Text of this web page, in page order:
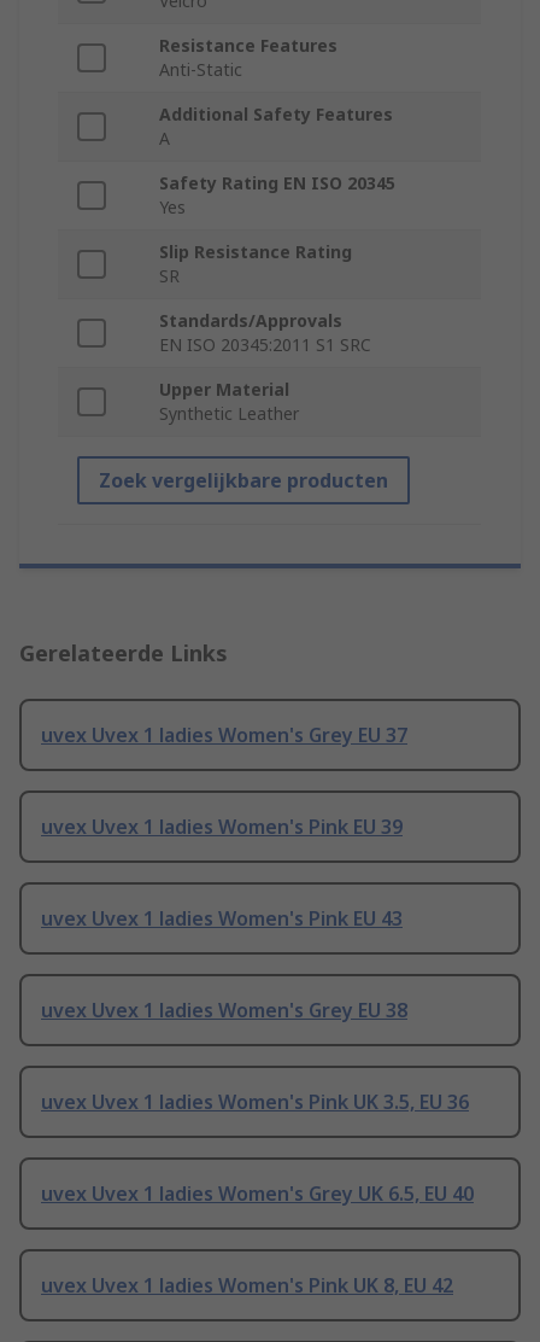
Resistance Features
Anti-Static
Additional Safety Features
A
Safety Rating EN ISO 20345
Yes
Slip Resistance Rating
SR
Standards/Approvals
EN ISO 20345:2011 S1 SRC
Upper Material
Synthetic Leather
Zoek vergelijkbare producten
Gerelateerde Links
uvex Uvex 1 ladies Women's Grey EU 37
uvex Uvex 1 ladies Women's Pink EU 39
uvex Uvex 1 ladies Women's Pink EU 43
uvex Uvex 1 ladies Women's Grey EU 38
uvex Uvex 1 ladies Women's Pink UK 3.5, EU 36
uvex Uvex 1 ladies Women's Grey UK 6.5, EU 40
uvex Uvex 1 ladies Women's Pink UK 8, EU 42